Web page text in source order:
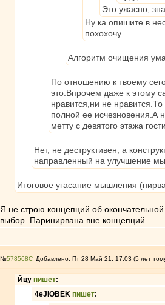
Это ужасно,
Ну ка опишите в
похохочу.
Алгоритм очищения
По отношению к твоему
это.Впрочем даже к этому
нравится,ни не
полной ее исчезновения.А
метту с девятого этажа
Нет, не деструктивен, а
направленный на улучшение
Итоговое угасание мышления
Я не строю концепций об
выбор. Паринирвана вне концепций.
№578568 Добавлено: Пт 28 Май 21, 17:03 (5 лет
Йцу пишет:
4eJIOBEK пишет: